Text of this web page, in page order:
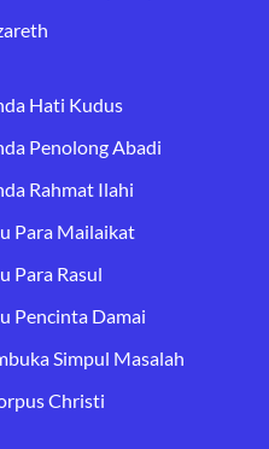
Hati Kudus
Penolong Abadi
Rahmat Ilahi
Para Mailaikat
Para Rasul
Pencinta Damai
Simpul Masalah
Christi